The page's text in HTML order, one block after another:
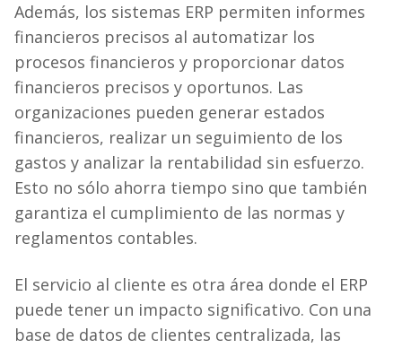
Además, los sistemas ERP permiten informes
financieros precisos al automatizar los
procesos financieros y proporcionar datos
financieros precisos y oportunos. Las
organizaciones pueden generar estados
financieros, realizar un seguimiento de los
gastos y analizar la rentabilidad sin esfuerzo.
Esto no sólo ahorra tiempo sino que también
garantiza el cumplimiento de las normas y
reglamentos contables.
El servicio al cliente es otra área donde el ERP
puede tener un impacto significativo. Con una
base de datos de clientes centralizada, las